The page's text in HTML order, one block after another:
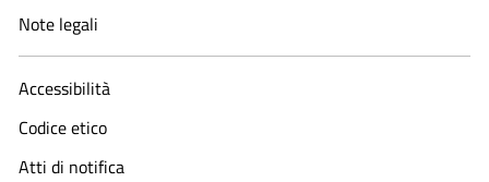
Note legali
Accessibilità
Codice etico
Atti di notifica